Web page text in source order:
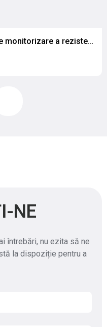
Consolidarea capacităților de monitorizare a rezistenței la antimicrobiene în contextul abordării globale „One Health”: Specialiștii IP CNSAPSA au participat la o vizită de studiu în România
NE
întrebări, nu ezita să ne
la dispoziție pentru a